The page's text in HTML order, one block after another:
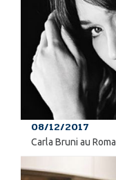
08/12/2017
Carla Bruni au Roma